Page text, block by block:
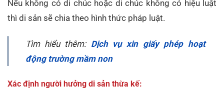
Nếu không có di chúc hoặc di chúc không có hiệu luật
thì di sản sẽ chia theo hình thức pháp luật.
Tìm hiểu thêm: Dịch vụ xin giấy phép hoạt
động trường mầm non
Xác định người hưởng di sản thừa kế: